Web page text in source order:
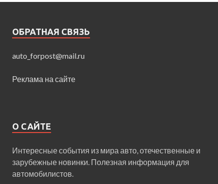
ОБРАТНАЯ СВЯЗЬ
auto_forpost@mail.ru
Реклама на сайте
О САЙТЕ
Интересные события из мира авто, отечественные и
зарубежные новинки. Полезная информация для
автомобилистов.